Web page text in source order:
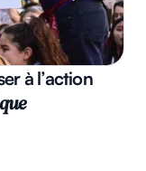
à l’action